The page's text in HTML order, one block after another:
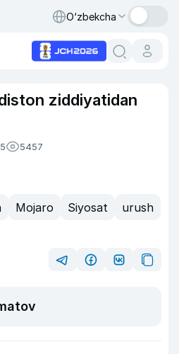
O‘zbekcha
ziddiyatidan
5457
Mojaro Siyosat
urush